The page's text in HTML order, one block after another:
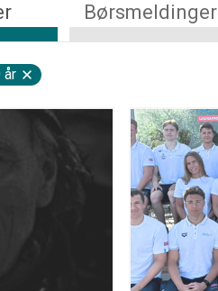
Børsmeldinger
år